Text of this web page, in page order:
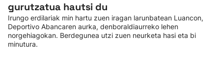
gurutzatua hautsi du
Irungo erdilariak min hartu zuen iragan larunbatean Luancon,
Deportivo Abancaren aurka, denboraldiaurreko lehen
norgehiagokan. Berdegunea utzi zuen neurketa hasi eta bi
minutura.